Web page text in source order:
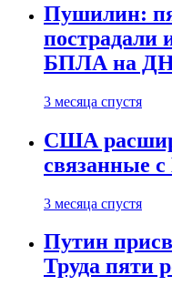
Пушилин:
пострадали
БПЛА на
3 месяца спустя
США
связанные
3 месяца спустя
Путин
Труда пяти